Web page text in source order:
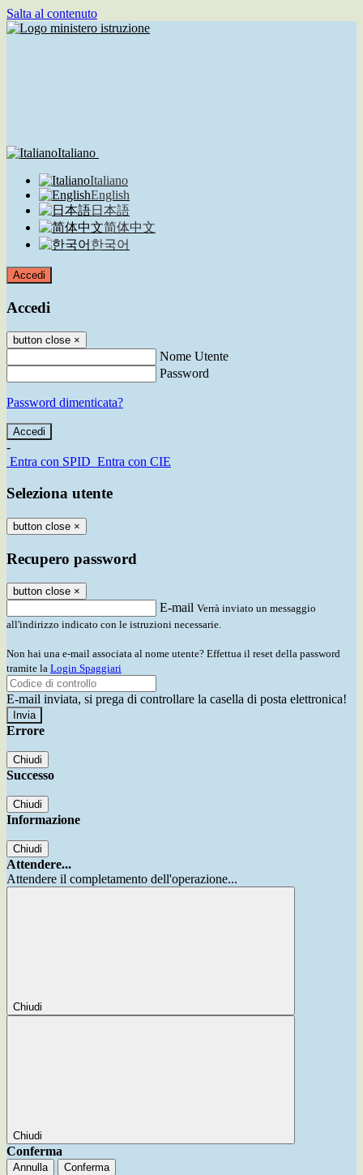
Salta al contenuto
Italiano
Italiano
English
日本語
简体中文
한국어
Accedi
Accedi
button close ×
Nome Utente
Password
Password dimenticata?
-
Entra con SPID Entra con CIE
Seleziona utente
button close ×
Recupero password
button close ×
E-mail Verrà inviato un messaggio
all'indirizzo indicato con le istruzioni necessarie.
Non hai una e-mail associata al nome utente? Effettua il reset della password
tramite la Login Spaggiari
E-mail inviata, si prega di controllare la casella di posta elettronica!
Errore
Chiudi
Successo
Chiudi
Informazione
Chiudi
Attendere...
Attendere il completamento dell'operazione...
Chiudi
Chiudi
Conferma
Annulla Conferma